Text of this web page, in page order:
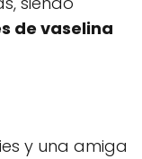
de vaselina
y una amiga